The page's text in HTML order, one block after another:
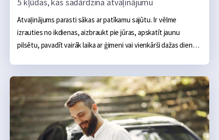
Atvaļinājums parasti sākas ar patīkamu sajūtu. Ir vēlme
izrauties no ikdienas, aizbraukt pie jūras, apskatīt jaunu
pilsētu, pavadīt vairāk laika ar ģimeni vai vienkārši dažas dienas
praksē atvaļinājums bieži kļūst dārgāks nevis viena liela tēriņa
dēļ, bet vairāku mazu kļūdu dēļ, kas sakrājas kopā.